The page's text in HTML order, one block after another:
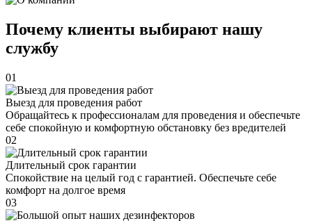
Почему клиенты выбирают нашу
службу
01
Выезд для проведения работ
Обращайтесь к профессионалам для проведения и обеспечьте
себе спокойную и комфортную обстановку без вредителей
02
Длительный срок гарантии
Спокойствие на целый год с гарантией. Обеспечьте себе
комфорт на долгое время
03